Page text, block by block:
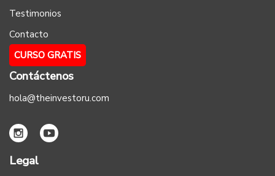
Testimonios
Contacto
CURSO GRATIS
Contáctenos
hola@theinvestoru.com
Legal